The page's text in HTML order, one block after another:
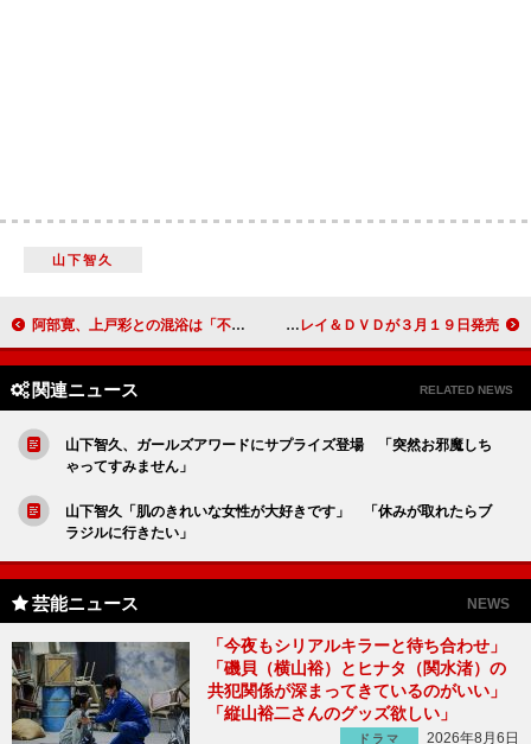
山下智久
阿部寛、上戸彩との混浴は「不思議な癒やし」 上戸も「すごく心地よかった」 中居正広主演の劇場版『ＡＴＡＲＵ～』 ブルーレイ＆ＤＶＤが３月１９日発売
関連ニュース RELATED NEWS
山下智久、ガールズアワードにサプライズ登場 「突然お邪魔しち
ゃってすみません」
山下智久「肌のきれいな女性が大好きです」 「休みが取れたらブ
ラジルに行きたい」
芸能ニュース NEWS
「今夜もシリアルキラーと待ち合わせ」
「磯貝（横山裕）とヒナタ（関水渚）の
共犯関係が深まってきているのがいい」
「縦山裕二さんのグッズ欲しい」
ドラマ 2026年8月6日